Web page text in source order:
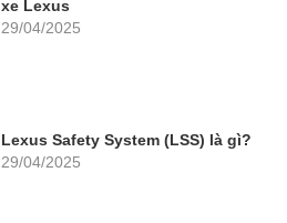
xe Lexus
29/04/2025
Lexus Safety System (LSS) là gì?
29/04/2025